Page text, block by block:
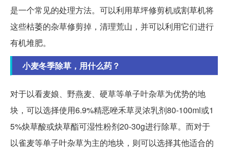
是一个常见的处理方法。可以利用草坪修剪机或割草机将
这些枯萎的杂草修剪掉，清理荒山，并可以利用它们进行
有机堆肥。
小麦冬季除草，用什么药？
对于以看麦娘、野燕麦、硬草等单子叶杂草为优势的地
块，可以选择使用6.9%精恶唑禾草灵浓乳剂80-100ml或1
5%炔草酸或炔草酯可湿性粉剂20-30g进行除草。而对于
以雀麦等单子叶杂草为主的地块，则可以选择其他适合的